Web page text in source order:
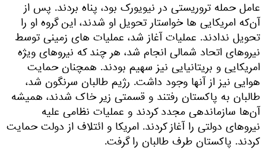
عامل حمله تروریستی در نیویورک بود، پناه بردند. پس از
آن‌که امریکایی ها خواستار تحویل او شدند، این گروه او را
تحویل ندادند. عملیات آغاز شد، عملیات های زمینی توسط
نیروهای اتحاد شمالی انجام شد، هر چند که نیروهای ویژه
امریکایی و بریتانیایی نیز سهیم بودند. همچنان حمایت
هوایی نیز از آنها وجود داشت. رژیم طالبان سرنگون شد،
طالبان به پاکستان رفتند و قسمتی زیر خاک شدند، همیشه
آن‌ها سازماندهی مجدد کردند و عملیات نظامی علیه
نیروهای دولتی را آغاز کردند. امریکا و ائتلاف از دولت حمایت
کردند. پاکستان طرف طالبان را گرفت.